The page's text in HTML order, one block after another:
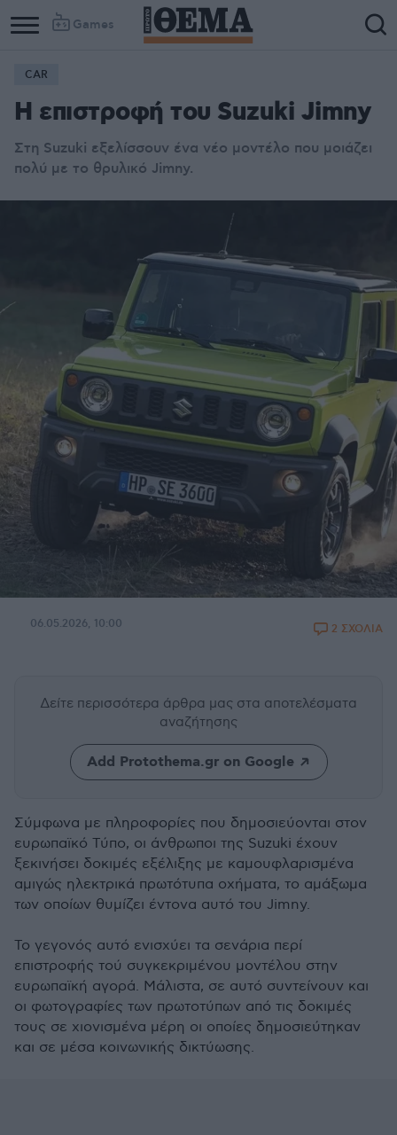
Games
CAR
H επιστροφή του Suzuki Jimny
Στη Suzuki εξελίσσουν ένα νέο μοντέλο που μοιάζει
πολύ με το θρυλικό Jimny.
06.05.2026, 10:00 2 ΣΧΟΛΙΑ
Δείτε περισσότερα άρθρα μας στα αποτελέσματα
αναζήτησης
Add Protothema.gr on Google
Σύμφωνα με πληροφορίες που δημοσιεύονται στον
ευρωπαϊκό Τύπο, οι άνθρωποι της Suzuki έχουν
ξεκινήσει δοκιμές εξέλιξης με καμουφλαρισμένα
αμιγώς ηλεκτρικά πρωτότυπα οχήματα, το αμάξωμα
των οποίων θυμίζει έντονα αυτό του Jimny.
Το γεγονός αυτό ενισχύει τα σενάρια περί
επιστροφής τού συγκεκριμένου μοντέλου στην
ευρωπαϊκή αγορά. Μάλιστα, σε αυτό συντείνουν και
οι φωτογραφίες των πρωτοτύπων από τις δοκιμές
τους σε χιονισμένα μέρη οι οποίες δημοσιεύτηκαν
και σε μέσα κοινωνικής δικτύωσης.